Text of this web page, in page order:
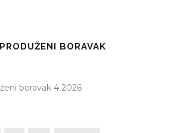
BORAVAK
boravak 4 2026